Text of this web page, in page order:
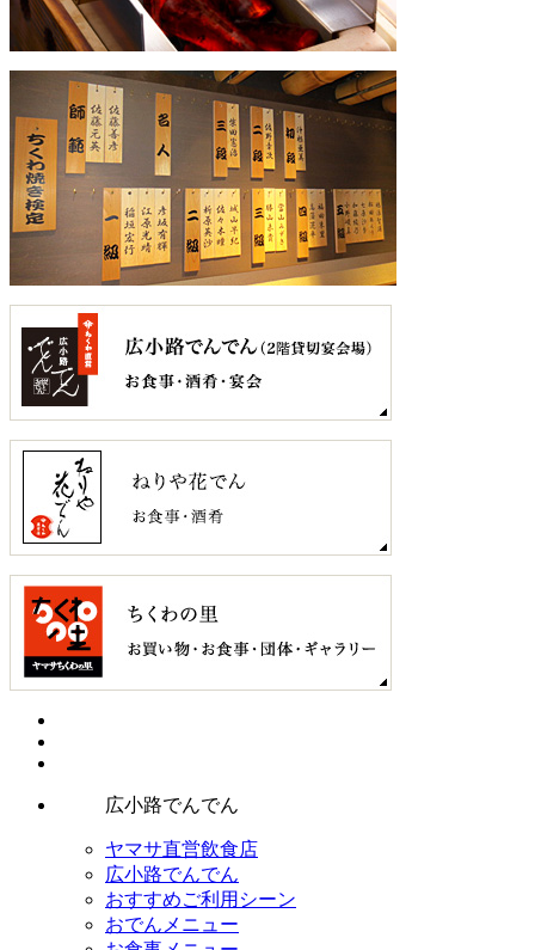
広小路でんでん
ヤマサ直営飲食店
広小路でんでん
おすすめご利用シーン
おでんメニュー